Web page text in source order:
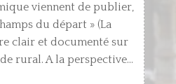
viennent de publier,
du départ » (La
clair et documenté sur
rural. A la perspective...